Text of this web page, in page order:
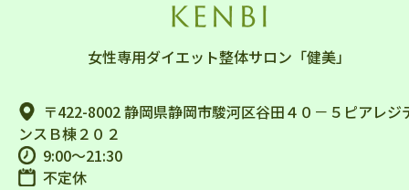
女性専用ダイエット整体サロン「健美」
〒422-8002 静岡県静岡市駿河区谷田４０－５ピアレジ
ンスＢ棟２０２
9:00～21:30
不定休